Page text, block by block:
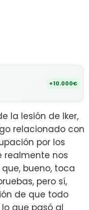
+10.000€
la lesión de Iker,
relacionado con
por los
realmente nos
bueno, toca
pero sí,
de que todo
que pasó al